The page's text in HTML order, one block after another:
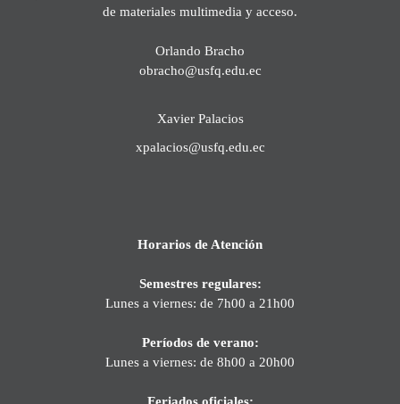
de materiales multimedia y acceso.
Orlando Bracho
obracho@usfq.edu.ec
Xavier Palacios
xpalacios@usfq.edu.ec
Horarios de Atención
Semestres regulares:
Lunes a viernes: de 7h00 a 21h00
Períodos de verano:
Lunes a viernes: de 8h00 a 20h00
Feriados oficiales: